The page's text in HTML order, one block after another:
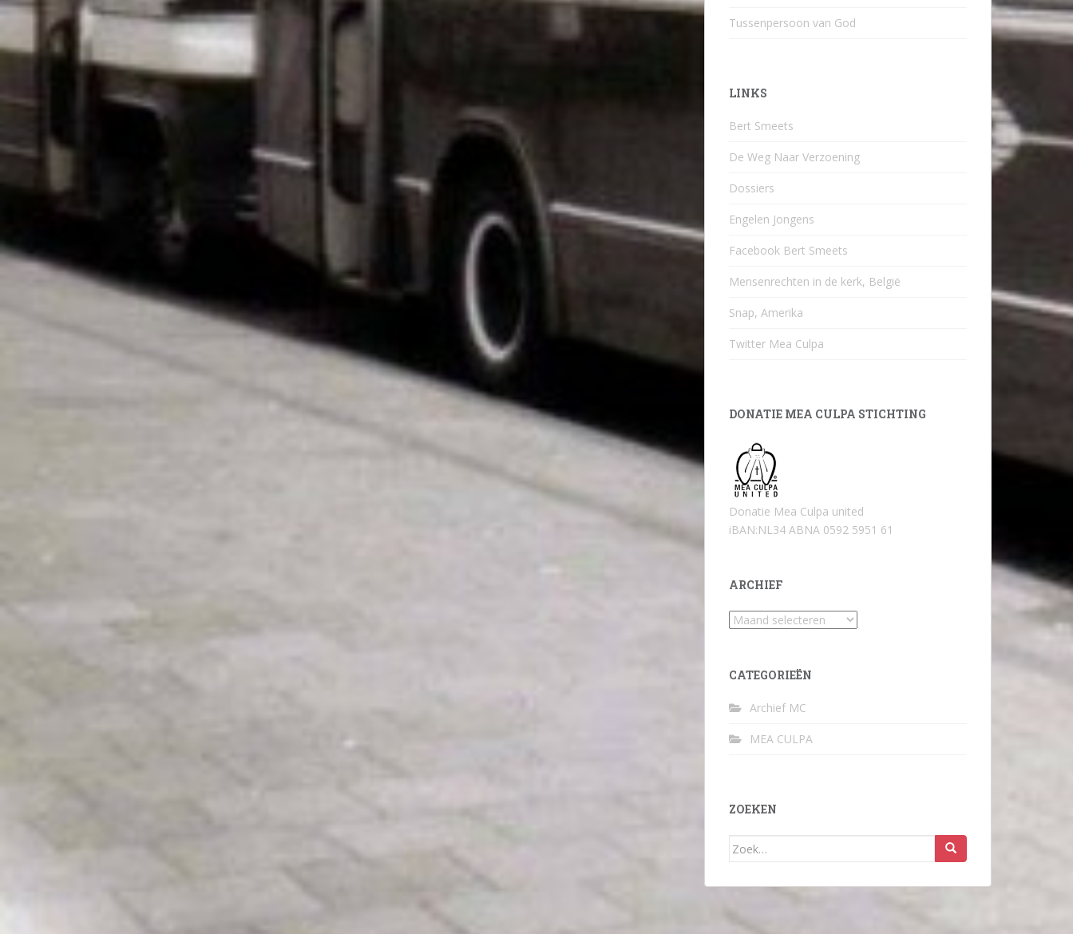
Tussenpersoon van God
LINKS
Bert Smeets
De Weg Naar Verzoening
Dossiers
Engelen Jongens
Facebook Bert Smeets
Mensenrechten in de kerk, België
Snap, Amerika
Twitter Mea Culpa
DONATIE MEA CULPA STICHTING
Donatie Mea Culpa united
iBAN:NL34 ABNA 0592 5951 61
ARCHIEF
Archief
CATEGORIEËN
Archief MC
MEA CULPA
ZOEKEN
Zoek